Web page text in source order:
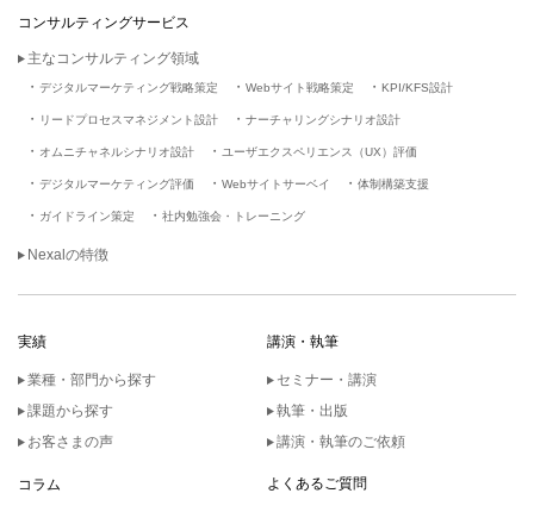
コンサルティングサービス
主なコンサルティング領域
デジタルマーケティング戦略策定 Webサイト戦略策定 KPI/KFS設計
リードプロセスマネジメント設計 ナーチャリングシナリオ設計
オムニチャネルシナリオ設計 ユーザエクスペリエンス（UX）評価
デジタルマーケティング評価 Webサイトサーベイ 体制構築支援
ガイドライン策定 社内勉強会・トレーニング
Nexalの特徴
実績
業種・部門から探す
課題から探す
お客さまの声
講演・執筆
セミナー・講演
執筆・出版
講演・執筆のご依頼
コラム よくあるご質問